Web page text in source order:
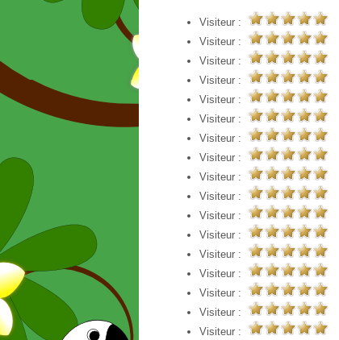
Visiteur :
Visiteur :
Visiteur :
Visiteur :
Visiteur :
Visiteur :
Visiteur :
Visiteur :
Visiteur :
Visiteur :
Visiteur :
Visiteur :
Visiteur :
Visiteur :
Visiteur :
Visiteur :
Visiteur :